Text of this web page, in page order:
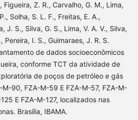
Figueira, Z. R., Carvalho, G. M., Lima,
Solha, S. L. F., Freitas, E. A.,
J. S., Silva, G. S., Lima, V. A. V., Silva,
Pereira, I. S., Guimaraes, J. R. S.
de dados socioeconômicos
conforme TCT da atividade de
de poços de petróleo e gás
M-90, FZA-M-59 E FZA-M-57, FZA-M-
E FZA-M-127, localizados nas
Brasília, IBAMA.